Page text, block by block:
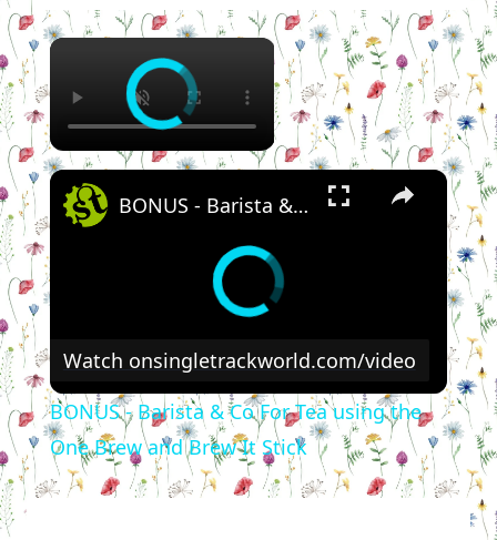
×
×
BONUS - Barista & Co For Tea using the One Brew and Brew It Stick
Watch onsingletrackworld.com/video
BONUS - Barista & Co For Tea using the
One Brew and Brew It Stick